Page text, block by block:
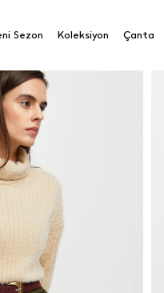
Sezon Koleksiyon Çanta